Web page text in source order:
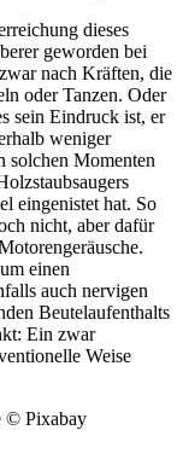
dieses
geworden bei
nach Kräften, die
oder Tanzen. Oder
sein Eindruck ist, er
weniger
solchen Momenten
eingenistet hat. So
nicht, aber dafür
einen
auch nervigen
Beutelaufenthalts
Ein zwar
Weise
© Pixabay